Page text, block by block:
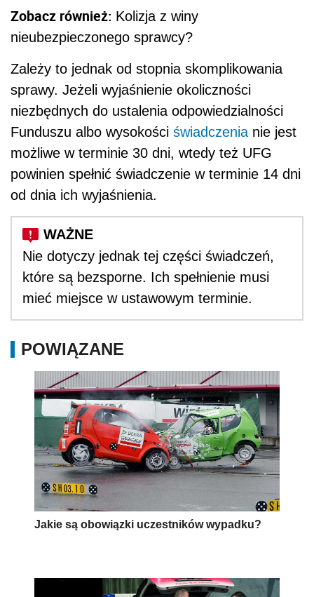
Zobacz również: Kolizja z winy
nieubezpieczonego sprawcy?
Zależy to jednak od stopnia skomplikowania
sprawy. Jeżeli wyjaśnienie okoliczności
niezbędnych do ustalenia odpowiedzialności
Funduszu albo wysokości świadczenia nie jest
możliwe w terminie 30 dni, wtedy też UFG
powinien spełnić świadczenie w terminie 14 dni
od dnia ich wyjaśnienia.
Nie dotyczy jednak tej części świadczeń,
które są bezsporne. Ich spełnienie musi
mieć miejsce w ustawowym terminie.
POWIĄZANE
Jakie są obowiązki uczestników wypadku?